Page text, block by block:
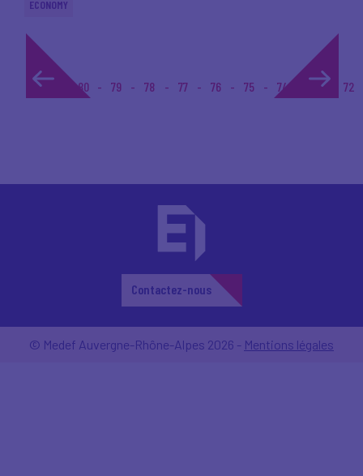
ECONOMY
1... 80 79 78 77 76 75 74 72
Contactez-nous
© Medef Auvergne-Rhône-Alpes 2026 - Mentions légales